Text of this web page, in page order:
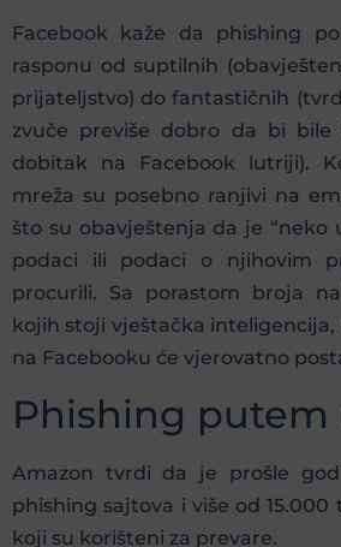
Facebook kaže da phishing
rasponu od suptilnih
prijateljstvo) do fantastičnih
zvuče previše dobro da bi
dobitak na Facebook lutriji).
mreža su posebno ranjivi na
što su obavještenja da je “neko
podaci ili podaci o njihovim
procurili. Sa porastom broja
kojih stoji vještačka
na Facebooku će vjerovatno
Phishing putem
Amazon tvrdi da je prošle
phishing sajtova i više od
koji su korišteni za prevare.